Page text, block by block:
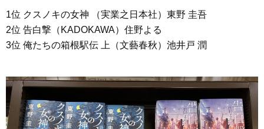
1位 クスノキの女神 （実業之日本社）東野 圭吾
2位 告白撃（KADOKAWA）住野よる
3位 俺たちの箱根駅伝 上（文藝春秋）池井戸 潤